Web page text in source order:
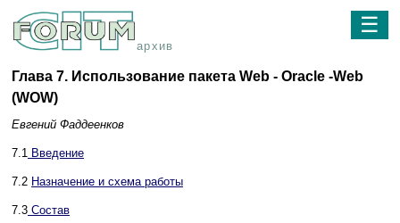
архив
☰
Глава 7. Использование пакета Web - Oracle -Web
(WOW)
Евгений Фаддеенков
7.1 Введение
7.2 Назначение и схема работы
7.3 Состав